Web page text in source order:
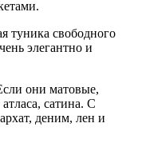
туника свободного
элегантно и
они матовые,
сатина. С
деним, лен и